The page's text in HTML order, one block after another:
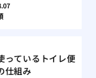
っているトイレ便
仕組み